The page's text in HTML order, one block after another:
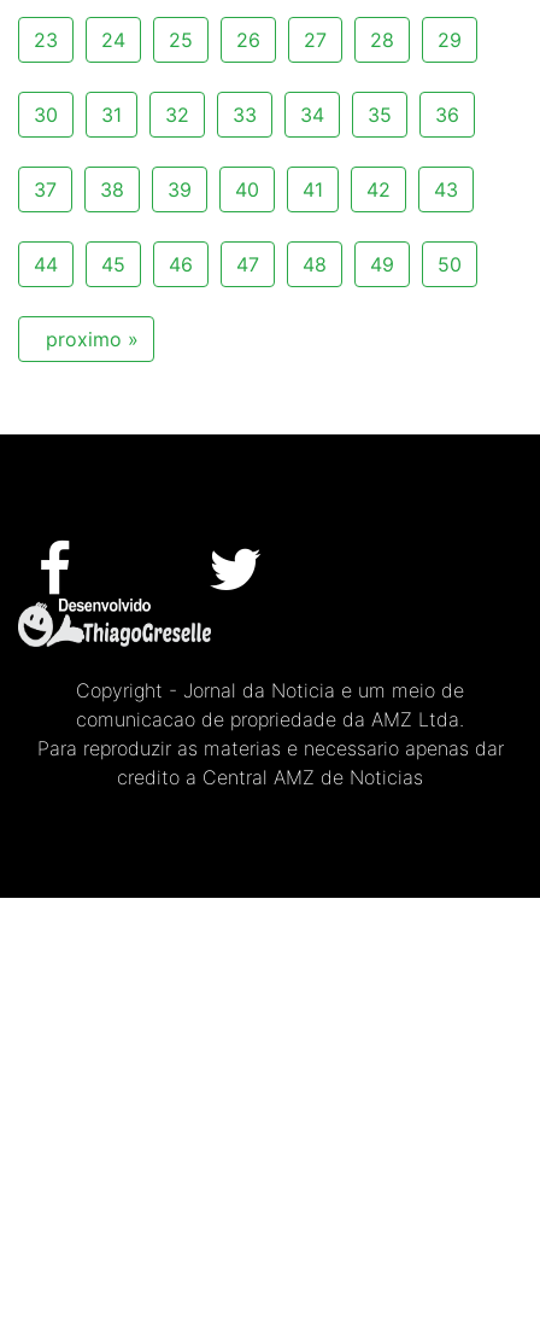
23 24 25 26 27 28 29
30 31 32 33 34 35 36
37 38 39 40 41 42 43
44 45 46 47 48 49 50
proximo »
Copyright - Jornal da Noticia e um meio de
comunicacao de propriedade da AMZ Ltda.
Para reproduzir as materias e necessario apenas dar
credito a Central AMZ de Noticias